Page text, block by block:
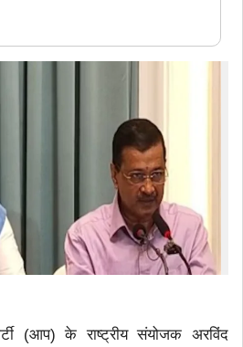
(आप) के राष्ट्रीय संयोजक अरविंद